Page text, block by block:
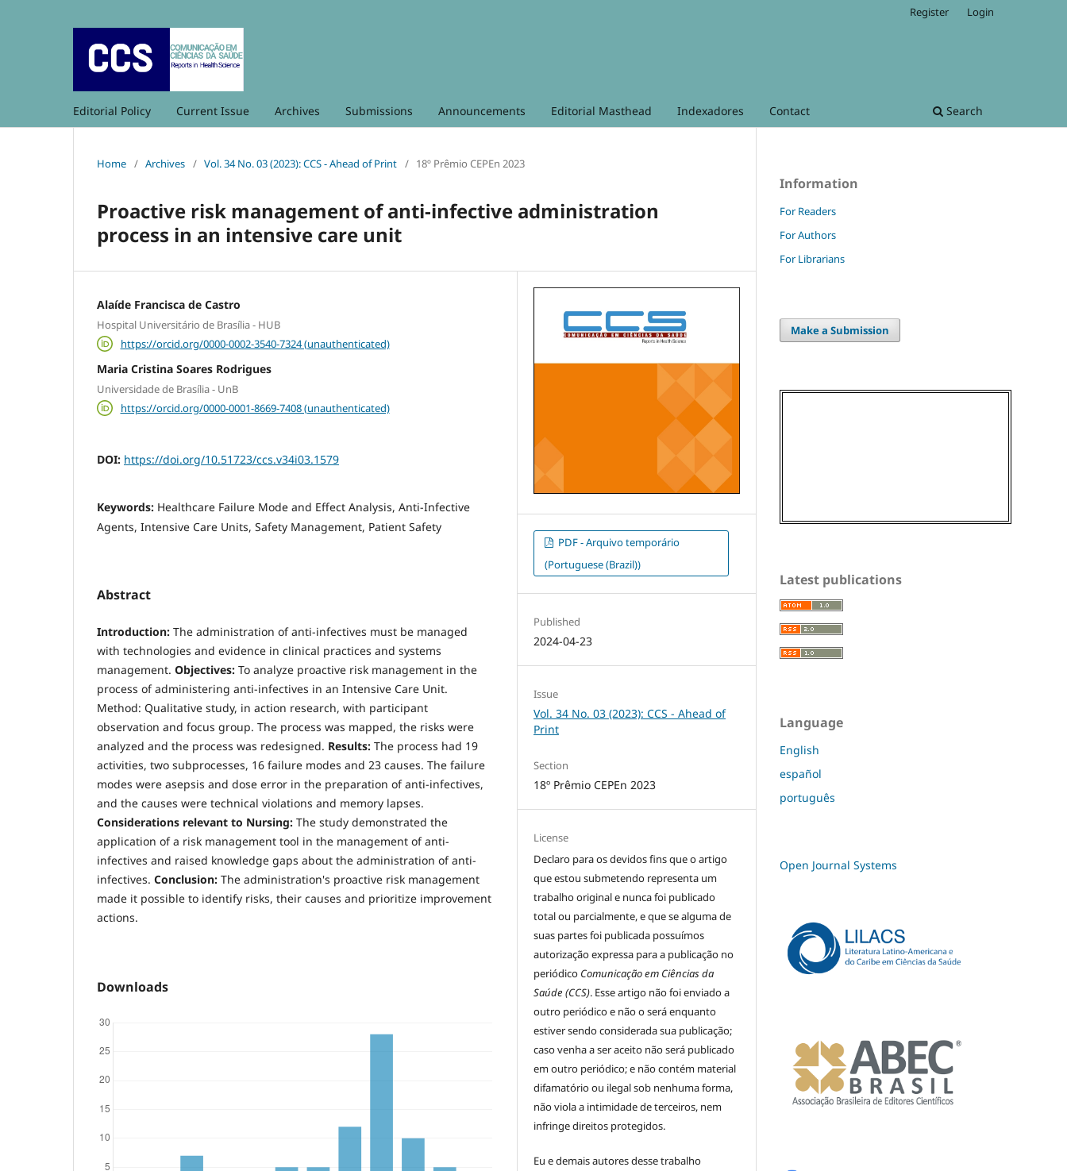
Editorial Policy Current Issue Archives Submissions Announcements Editorial Masthead Indexadores Contact Search
Register Login
Home / Archives / Vol. 34 No. 03 (2023): CCS - Ahead of Print / 18º Prêmio CEPEn 2023
Proactive risk management of anti-infective administration
process in an intensive care unit
Alaíde Francisca de Castro
Hospital Universitário de Brasília - HUB
https://orcid.org/0000-0002-3540-7324 (unauthenticated)
Maria Cristina Soares Rodrigues
Universidade de Brasília - UnB
https://orcid.org/0000-0001-8669-7408 (unauthenticated)
DOI: https://doi.org/10.51723/ccs.v34i03.1579
Keywords: Healthcare Failure Mode and Effect Analysis, Anti-Infective
Agents, Intensive Care Units, Safety Management, Patient Safety
Abstract
Introduction: The administration of anti-infectives must be managed
with technologies and evidence in clinical practices and systems
management. Objectives: To analyze proactive risk management in the
process of administering anti-infectives in an Intensive Care Unit.
Method: Qualitative study, in action research, with participant
observation and focus group. The process was mapped, the risks were
analyzed and the process was redesigned. Results: The process had 19
activities, two subprocesses, 16 failure modes and 23 causes. The failure
modes were asepsis and dose error in the preparation of anti-infectives,
and the causes were technical violations and memory lapses.
Considerations relevant to Nursing: The study demonstrated the
application of a risk management tool in the management of anti-
infectives and raised knowledge gaps about the administration of anti-
infectives. Conclusion: The administration's proactive risk management
made it possible to identify risks, their causes and prioritize improvement
actions.
Downloads
PDF - Arquivo temporário
(Portuguese (Brazil))
Published
2024-04-23
Issue
Vol. 34 No. 03 (2023): CCS - Ahead of
Print
Section
18º Prêmio CEPEn 2023
License
Declaro para os devidos fins que o artigo
que estou submetendo representa um
trabalho original e nunca foi publicado
total ou parcialmente, e que se alguma de
suas partes foi publicada possuímos
autorização expressa para a publicação no
periódico Comunicação em Ciências da
Saúde (CCS). Esse artigo não foi enviado a
outro periódico e não o será enquanto
estiver sendo considerada sua publicação;
caso venha a ser aceito não será publicado
em outro periódico; e não contém material
difamatório ou ilegal sob nenhuma forma,
não viola a intimidade de terceiros, nem
infringe direitos protegidos.
Eu e demais autores desse trabalho
Information
For Readers
For Authors
For Librarians
Make a Submission
Latest publications
Language
English
español
português
Open Journal Systems